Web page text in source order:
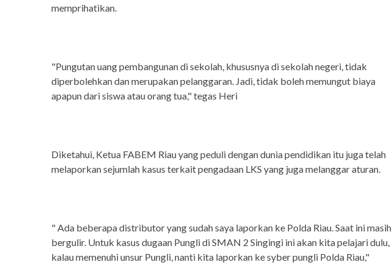
memprihatikan.
"Pungutan uang pembangunan di sekolah, khususnya di sekolah negeri, tidak
diperbolehkan dan merupakan pelanggaran. Jadi, tidak boleh memungut biaya
apapun dari siswa atau orang tua," tegas Heri
Diketahui, Ketua FABEM Riau yang peduli dengan dunia pendidikan itu juga telah
melaporkan sejumlah kasus terkait pengadaan LKS yang juga melanggar aturan.
" Ada beberapa distributor yang sudah saya laporkan ke Polda Riau. Saat ini masih
bergulir. Untuk kasus dugaan Pungli di SMAN 2 Singingi ini akan kita pelajari dulu,
kalau memenuhi unsur Pungli, nanti kita laporkan ke syber pungli Polda Riau,"